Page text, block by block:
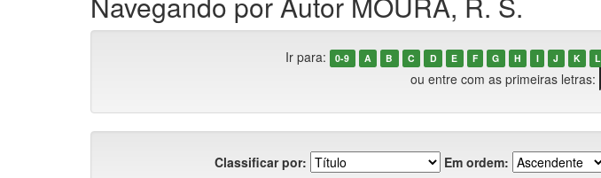
Ir para: 0-9 A B C D E F G H I J K L
ou entre com as primeiras letras:
Classificar por: Em ordem: